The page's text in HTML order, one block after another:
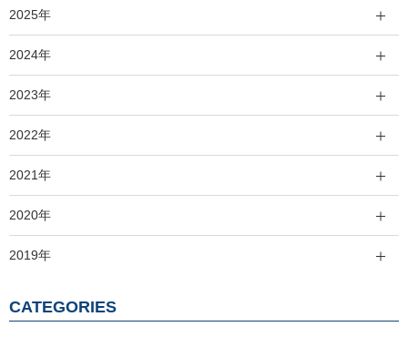
2025年
2024年
2023年
2022年
2021年
2020年
2019年
CATEGORIES